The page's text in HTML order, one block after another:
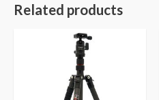
Related products